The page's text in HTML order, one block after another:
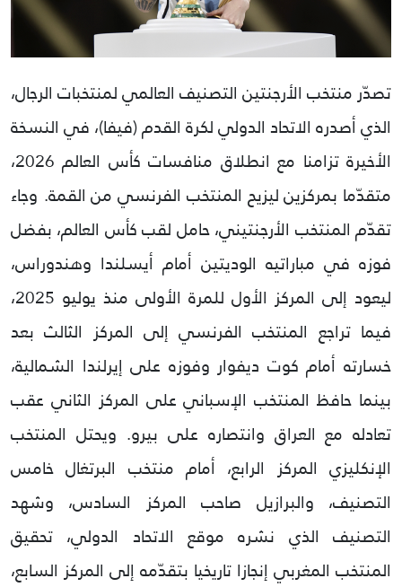
تصدّر منتخب الأرجنتين التصنيف العالمي لمنتخبات الرجال،
الذي أصدره الاتحاد الدولي لكرة القدم (فيفا)، في النسخة
الأخيرة تزامنا مع انطلاق منافسات كأس العالم 2026،
متقدّما بمركزين ليزيح المنتخب الفرنسي من القمة. وجاء
تقدّم المنتخب الأرجنتيني، حامل لقب كأس العالم، بفضل
فوزه في مباراتيه الوديتين أمام أيسلندا وهندوراس،
ليعود إلى المركز الأول للمرة الأولى منذ يوليو 2025،
فيما تراجع المنتخب الفرنسي إلى المركز الثالث بعد
خسارته أمام كوت ديفوار وفوزه على إيرلندا الشمالية،
بينما حافظ المنتخب الإسباني على المركز الثاني عقب
تعادله مع العراق وانتصاره على بيرو. ويحتل المنتخب
الإنكليزي المركز الرابع، أمام منتخب البرتغال خامس
التصنيف، والبرازيل صاحب المركز السادس، وشهد
التصنيف الذي نشره موقع الاتحاد الدولي، تحقيق
المنتخب المغربي إنجازا تاريخيا بتقدّمه إلى المركز السابع،